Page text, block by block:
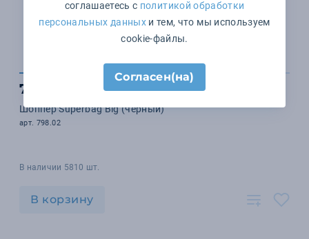
704 ₽
Шоппер Superbag Big (черный)
арт. 798.02
В наличии 5810 шт.
В корзину
соглашаетесь с политикой обработки
персональных данныхи тем, что мы используем
cookie-файлы.
Согласен(на)